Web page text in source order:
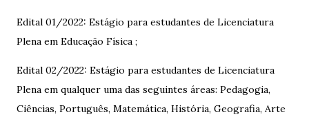
Edital 01/2022: Estágio para estudantes de Licenciatura
Plena em Educação Física ;
Edital 02/2022: Estágio para estudantes de Licenciatura
Plena em qualquer uma das seguintes áreas: Pedagogia,
Ciências, Português, Matemática, História, Geografia, Arte